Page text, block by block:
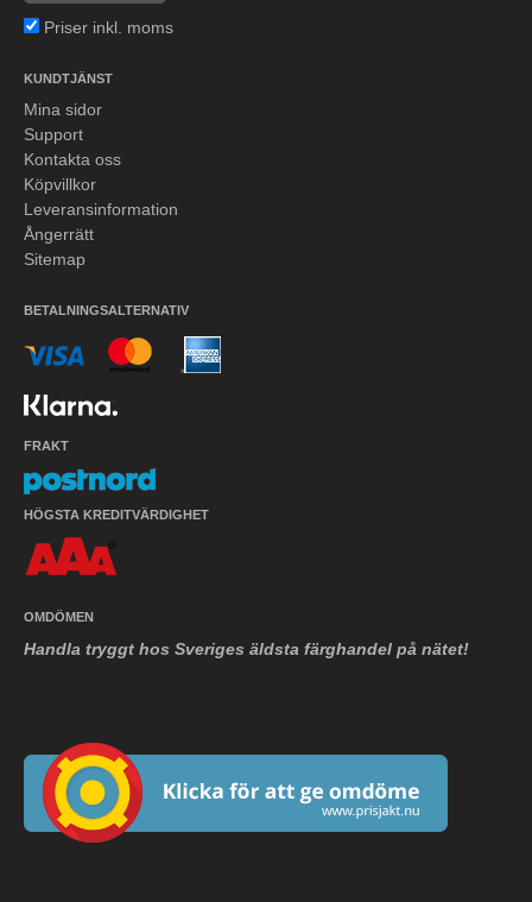
Priser inkl. moms
KUNDTJÄNST
Mina sidor
Support
Kontakta oss
Köpvillkor
Leveransinformation
Ångerrätt
Sitemap
BETALNINGSALTERNATIV
FRAKT
HÖGSTA KREDITVÄRDIGHET
OMDÖMEN
Handla tryggt hos Sveriges äldsta färghandel på nätet!